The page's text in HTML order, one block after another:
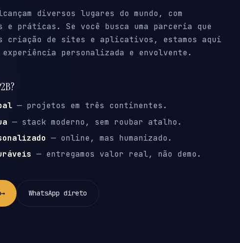
diversos lugares do mundo, com
práticas. Se você busca uma parceria que
criação de sites e aplicativos, estamos aqui
experiência personalizada e envolvente.
— projetos em três continentes.
— stack moderno, sem roubar atalho.
— online, mas humanizado.
— entregamos valor real, não demo.
→ WhatsApp direto